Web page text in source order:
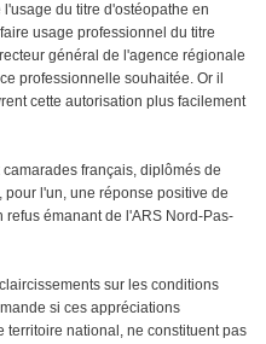
du titre d'ostéopathe en
usage professionnel du titre
général de l'agence régionale
professionnelle souhaitée. Or il
cette autorisation plus facilement
français, diplômés de
pour l'un, une réponse positive de
refus émanant de l'ARS Nord-Pas-
sur les conditions
si ces appréciations
territoire national, ne constituent pas